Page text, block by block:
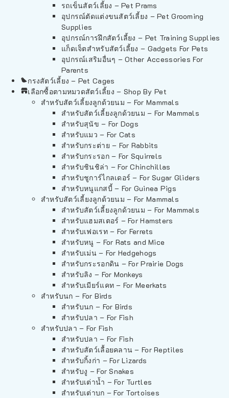
รถเข็นสัตว์เลี้ยง – Pet Prams
อุปกรณ์ตัดแต่งขนสัตว์เลี้ยง – Pet Grooming
Supplies
อุปกรณ์การฝึกสัตว์เลี้ยง – Pet Training Supplies
แก็ดเจ็ตสำหรับสัตว์เลี้ยง – Gadgets For Pets
อุปกรณ์เสริมอื่นๆ – Other Accessories For
Parents
กรงสัตว์เลี้ยง – Pet Cages
เลือกซื้อตามหมวดสัตว์เลี้ยง – Shop By Pet
สำหรับสัตว์เลี้ยงลูกด้วยนม – For Mammals
สำหรับสัตว์เลี้ยงลูกด้วยนม – For Mammals
สำหรับสุนัข – For Dogs
สำหรับแมว – For Cats
สำหรับกระต่าย – For Rabbits
สำหรับกระรอก – For Squirrels
สำหรับชินชิล่า – For Chinchillas
สำหรับชูการ์ไกลเดอร์ – For Sugar Gliders
สำหรับหนูแกสบี้ – For Guinea Pigs
สำหรับสัตว์เลี้ยงลูกด้วยนม – For Mammals
สำหรับสัตว์เลี้ยงลูกด้วยนม – For Mammals
สำหรับแฮมสเตอร์ – For Hamsters
สำหรับเฟอเรท – For Ferrets
สำหรับหนู – For Rats and Mice
สำหรับเม่น – For Hedgehogs
สำหรับกระรอกดิน – For Prairie Dogs
สำหรับลิง – For Monkeys
สำหรับเมียร์แคท – For Meerkats
สำหรับนก – For Birds
สำหรับนก – For Birds
สำหรับปลา – For Fish
สำหรับปลา – For Fish
สำหรับปลา – For Fish
สำหรับสัตว์เลื้อยคลาน – For Reptiles
สำหรับกิ้งก่า – For Lizards
สำหรับงู – For Snakes
สำหรับเต่าน้ำ – For Turtles
สำหรับเต่าบก – For Tortoises